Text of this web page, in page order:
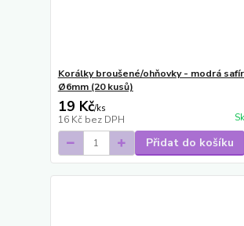
Korálky broušené/ohňovky - modrá
Ø6mm (20 kusů)
19 Kč/ks
16 Kč bez DPH
Přidat do košíku